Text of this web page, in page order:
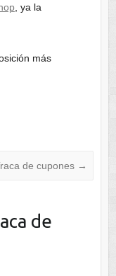
, ya la
más
de cupones →
de